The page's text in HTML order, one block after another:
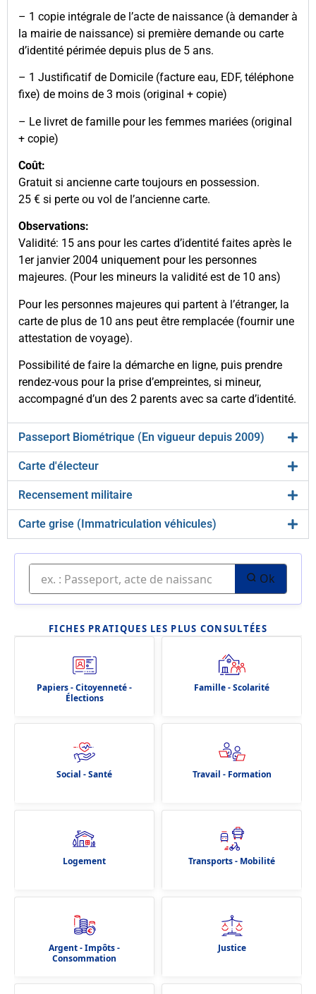
– 1 copie intégrale de l’acte de naissance (à demander à
la mairie de naissance) si première demande ou carte
d’identité périmée depuis plus de 5 ans.
– 1 Justificatif de Domicile (facture eau, EDF, téléphone
fixe) de moins de 3 mois (original + copie)
– Le livret de famille pour les femmes mariées (original
+ copie)
Coût:
Gratuit si ancienne carte toujours en possession.
25 € si perte ou vol de l’ancienne carte.
Observations:
Validité: 15 ans pour les cartes d’identité faites après le
1er janvier 2004 uniquement pour les personnes
majeures. (Pour les mineurs la validité est de 10 ans)
Pour les personnes majeures qui partent à l’étranger, la
carte de plus de 10 ans peut être remplacée (fournir une
attestation de voyage).
Possibilité de faire la démarche en ligne, puis prendre
rendez-vous pour la prise d’empreintes, si mineur,
accompagné d’un des 2 parents avec sa carte d’identité.
Passeport Biométrique (En vigueur depuis 2009)
Carte d'électeur
Recensement militaire
Carte grise (Immatriculation véhicules)
Ok
FICHES PRATIQUES LES PLUS CONSULTÉES
Papiers - Citoyenneté -
Élections
Famille - Scolarité
Social - Santé Travail - Formation
Logement Transports - Mobilité
Argent - Impôts -
Consommation
Justice